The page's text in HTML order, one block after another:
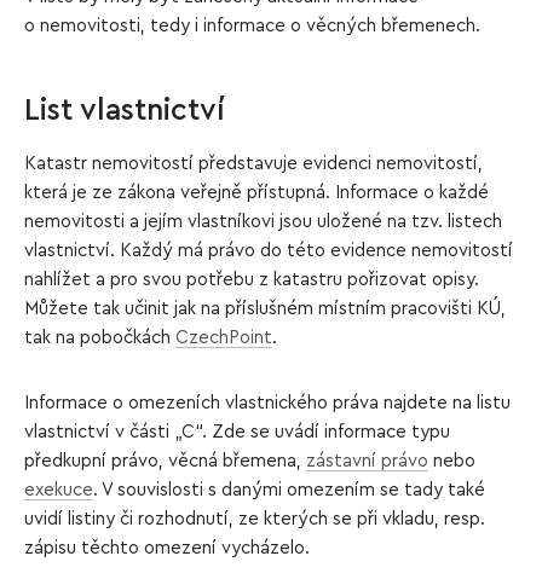
o nemovitosti, tedy i informace o věcných břemenech.
List vlastnictví
Katastr nemovitostí představuje evidenci nemovitostí,
která je ze zákona veřejně přístupná. Informace o každé
nemovitosti a jejím vlastníkovi jsou uložené na tzv. listech
vlastnictví. Každý má právo do této evidence nemovitostí
nahlížet a pro svou potřebu z katastru pořizovat opisy.
Můžete tak učinit jak na příslušném místním pracovišti KÚ,
tak na pobočkách CzechPoint.
Informace o omezeních vlastnického práva najdete na listu
vlastnictví v části „C“. Zde se uvádí informace typu
předkupní právo, věcná břemena, zástavní právo nebo
exekuce. V souvislosti s danými omezením se tady také
uvidí listiny či rozhodnutí, ze kterých se při vkladu, resp.
zápisu těchto omezení vycházelo.